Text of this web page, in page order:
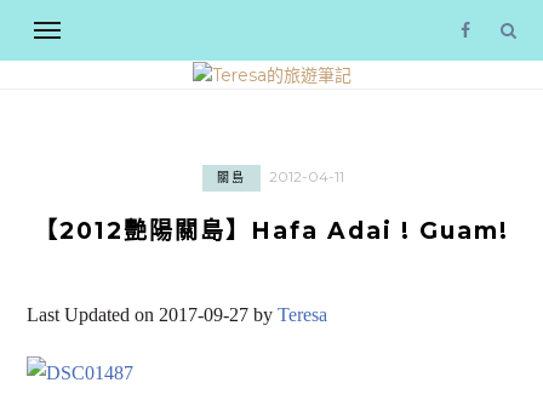
關島 2012-04-11
【2012艷陽關島】Hafa Adai ! Guam!
Last Updated on 2017-09-27 byTeresa